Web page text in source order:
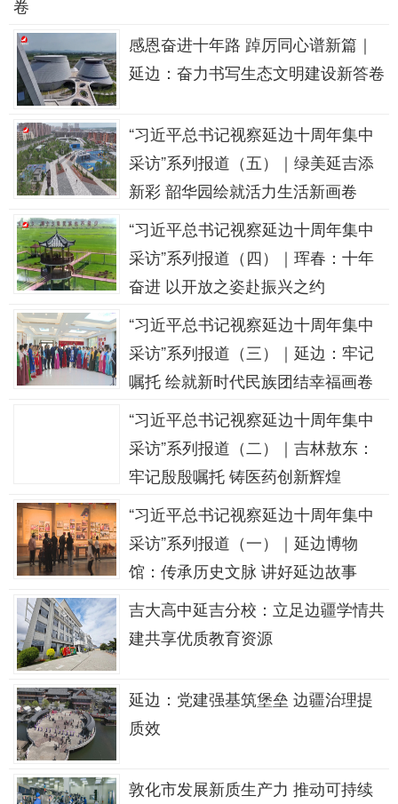
卷
感恩奋进十年路 踔厉同心谱新篇｜
延边：奋力书写生态文明建设新答卷
“习近平总书记视察延边十周年集中
采访”系列报道（五）｜绿美延吉添
新彩 韶华园绘就活力生活新画卷
“习近平总书记视察延边十周年集中
采访”系列报道（四）｜珲春：十年
奋进 以开放之姿赴振兴之约
“习近平总书记视察延边十周年集中
采访”系列报道（三）｜延边：牢记
嘱托 绘就新时代民族团结幸福画卷
“习近平总书记视察延边十周年集中
采访”系列报道（二）｜吉林敖东：
牢记殷殷嘱托 铸医药创新辉煌
“习近平总书记视察延边十周年集中
采访”系列报道（一）｜延边博物
馆：传承历史文脉 讲好延边故事
吉大高中延吉分校：立足边疆学情共
建共享优质教育资源
延边：党建强基筑堡垒 边疆治理提
质效
敦化市发展新质生产力 推动可持续